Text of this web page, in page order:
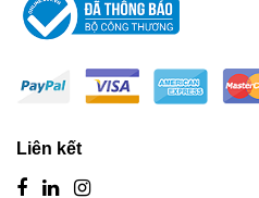
Liên kết